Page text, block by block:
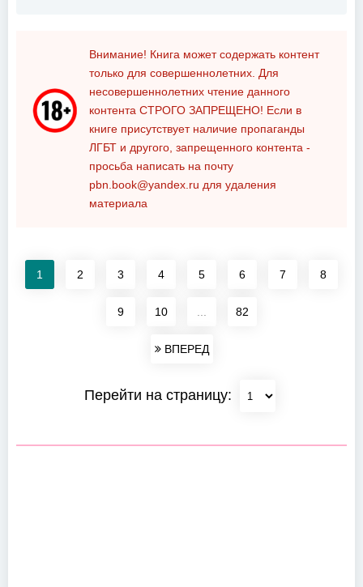
Внимание! Книга может содержать контент
только для совершеннолетних. Для
несовершеннолетних чтение данного
контента СТРОГО ЗАПРЕЩЕНО! Если в
книге присутствует наличие пропаганды
ЛГБТ и другого, запрещенного контента -
просьба написать на почту
pbn.book@yandex.ru для удаления
материала
1 2 3 4 5 6 7 8
9 10 82
ВПЕРЕД
Перейти на страницу: